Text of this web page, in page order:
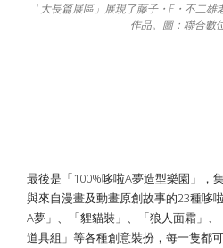
「大長篇展區」展現了藤子・F・不二
作品。圖：聯合數
最後是「100%哆啦A夢造型樂園」，
與來自漫畫及動畫原創故事的23種哆
A夢」、「貍貓裝」、「狼人面霜」
道具組」等各種創意裝扮，每一隻都